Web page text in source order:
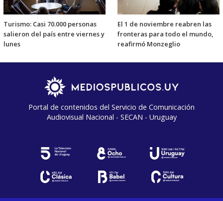
Turismo: Casi 70.000 personas
salieron del país entre viernes y
lunes
El 1 de noviembre reabren las
fronteras para todo el mundo,
reafirmó Monzeglio
Portal de contenidos del Servicio de Comunicación
Audiovisual Nacional - SECAN - Uruguay